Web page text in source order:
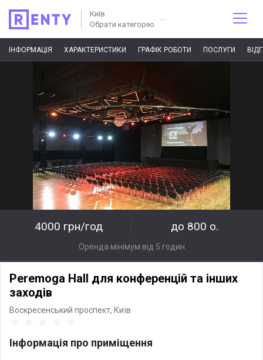
Київ
Обрати категорію
ІНФОРМАЦІЯ ХАРАКТЕРИСТИКИ ГРАФІК РОБОТИ ПОСЛУГИ
4000 грн/год до 800 о.
Оренда мінімум від 5 годин
Peremoga Hall для конференцій та інших
заходів
Воскресенський проспект, Київ
Інформація про приміщення